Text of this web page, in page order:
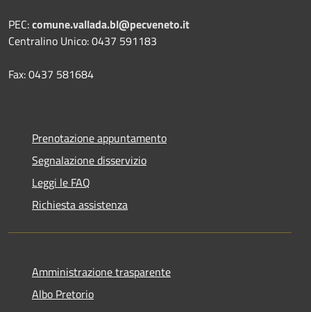
PEC:comune.vallada.bl@pecveneto.it
Centralino Unico: 0437 591183
Fax: 0437 581684
Prenotazione appuntamento
Segnalazione disservizio
Leggi le FAQ
Richiesta assistenza
Amministrazione trasparente
Albo Pretorio